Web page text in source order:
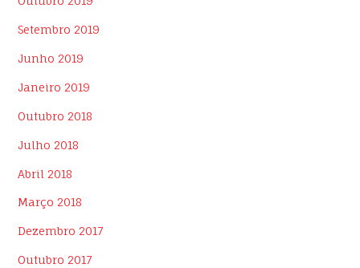
Setembro 2019
Junho 2019
Janeiro 2019
Outubro 2018
Julho 2018
Abril 2018
Março 2018
Dezembro 2017
Outubro 2017